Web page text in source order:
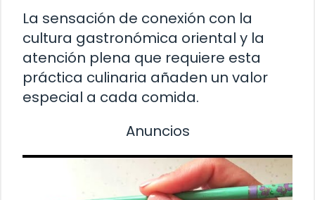
La sensación de conexión con la
cultura gastronómica oriental y la
atención plena que requiere esta
práctica culinaria añaden un valor
especial a cada comida.
Anuncios